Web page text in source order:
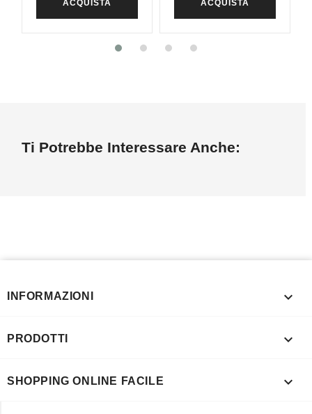
ACQUISTA ACQUISTA
Ti Potrebbe Interessare Anche:
INFORMAZIONI 
PRODOTTI 
SHOPPING ONLINE FACILE 